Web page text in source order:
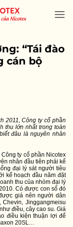
“Tái đào
cán bộ
2011, Công ty cổ phần
thu lớn nhất trong toàn
đâu là nguyên nhân
ty cổ phần Nicotex
nhân đầu tiên phải kể
đại lý sát người tiêu
kế hoạch đầu năm đặt
thu của nhóm đại lý
Có được con số đó
giá nên người dân
Jinggangmeisu
điều, cây cao su. Giá
điều kiện thuận lợi để
20SL…